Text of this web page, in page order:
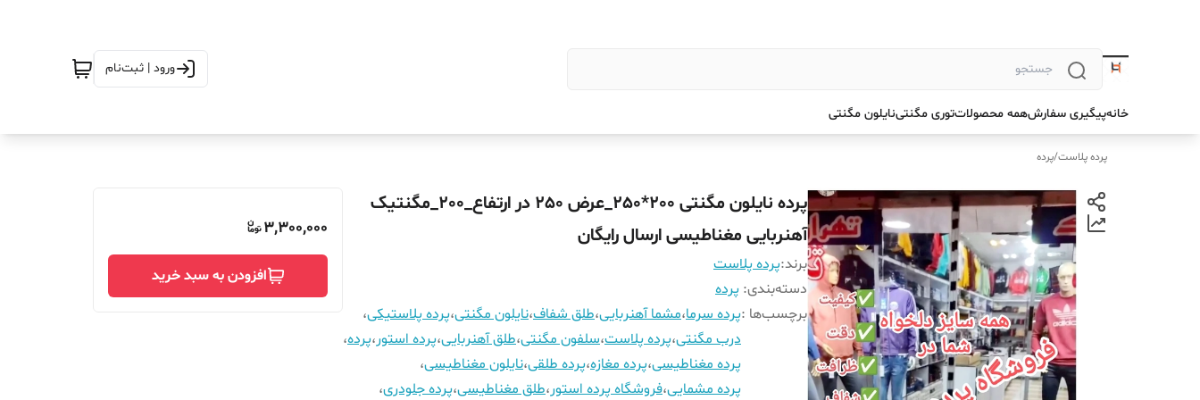
ورود | ثبت‌نام
خانهپیگیری سفارشهمه محصولاتتوری مگنتینایلون مگنتی
پرده پلاست/پرده
پرده نایلون مگنتی 200*250_عرض 250 در ارتفاع_200_مگنتیک
آهنربایی مغناطیسی ارسال رایگان
برند:پرده پلاست
دسته‌بندی: پرده
برچسب‌ها :پرده سرما،مشما آهنربایی،طلق شفاف،نایلون مگنتی،پرده پلاستیکی،
درب مگنتی،پرده پلاست،سلفون مگنتی،طلق آهنربایی،پرده استور،پرده،
پرده مغناطیسی،پرده مغازه،پرده طلقی،نایلون مغناطیسی،
پرده مشمایی،فروشگاه پرده استور،طلق مغناطیسی،پرده جلودری،
3,300,000
افزودن به سبد خرید